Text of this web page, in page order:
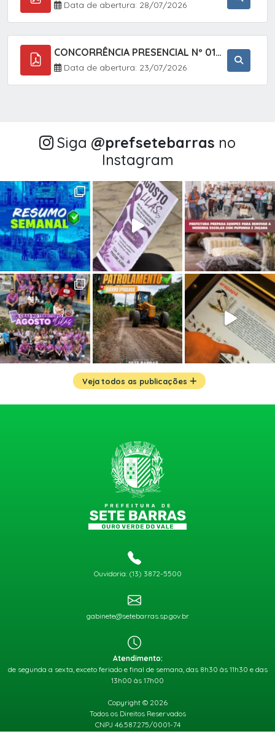
Data de abertura: 28/07/2026
CONCORRÊNCIA PRESENCIAL Nº 018/2026 - PAVIMENTAÇÃO ASFÁLTICA NO BAIRRO VOTUPOCA ? ESTRADA DA RAPOSA, NO MUNICÍPIO DE SETE BARRAS/SP
Data de abertura: 23/07/2026
Siga @‌prefsetebarras no
Instagram
Veja todos as publicações
Ouvidoria: (13) 3872-5500
gabinete@setebarras.sp.gov.br
Atendimento:
de segunda a sexta, exceto feriado e final de semana, das 8h30 às 11h30 e das
13h00 às 17h00
Copyright © 2026
Todos os Direitos Reservados
CNPJ 46.587.275/0001-74